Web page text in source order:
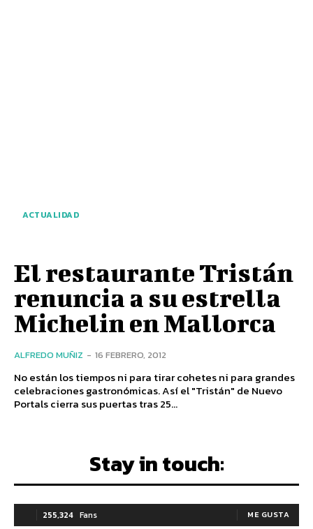
ACTUALIDAD
El restaurante Tristán
renuncia a su estrella
Michelin en Mallorca
ALFREDO MUÑIZ - 16 FEBRERO, 2012
No están los tiempos ni para tirar cohetes ni para grandes
celebraciones gastronómicas. Así el "Tristán" de Nuevo
Portals cierra sus puertas tras 25...
Stay in touch:
255,324 Fans ME GUSTA